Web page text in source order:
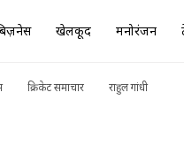
खेलकूद मनोरंजन
क्रिकेट समाचार राहुल गांधी